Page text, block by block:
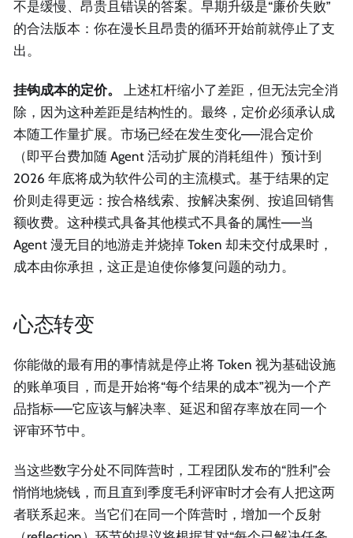
不是缓慢、昂贵且错误的答案。早期升级是“廉价失败”
的合法版本：你在漫长且昂贵的循环开始前就停止了支
出。
挂钩成本的定价。
上述杠杆缩小了差距，但无法完全消
除，因为这种差距是结构性的。最终，定价必须承认成
本随工作量扩展。市场已经在发生变化——混合定价
（即平台费加随 Agent 活动扩展的消耗组件）预计到
2026 年底将成为软件公司的主流模式。基于结果的定
价则走得更远：按合格线索、按解决案例、按追回销售
额收费。这种模式具备其他模式不具备的属性——当
Agent 漫无目的地游走并烧掉 Token 却未交付成果时，
成本由你承担，这正是迫使你修复问题的动力。
心态转变
你能做的最有用的事情就是停止将 Token 视为基础设施
的账单项目，而是开始将“每个结果的成本”视为一个产
品指标——它应该与解决率、延迟和留存率放在同一个
评审环节中。
当这些数字分处不同阵营时，工程团队发布的“胜利”会
悄悄地烧钱，而且直到季度毛利评审时才会有人把这两
者联系起来。当它们在同一个阵营时，增加一个反射